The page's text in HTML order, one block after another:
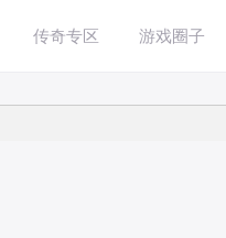
传奇专区 游戏圈子